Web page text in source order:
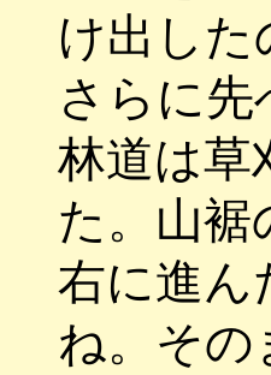
け出し
さらに先
林道は草
た。山裾
右に進ん
ね。その